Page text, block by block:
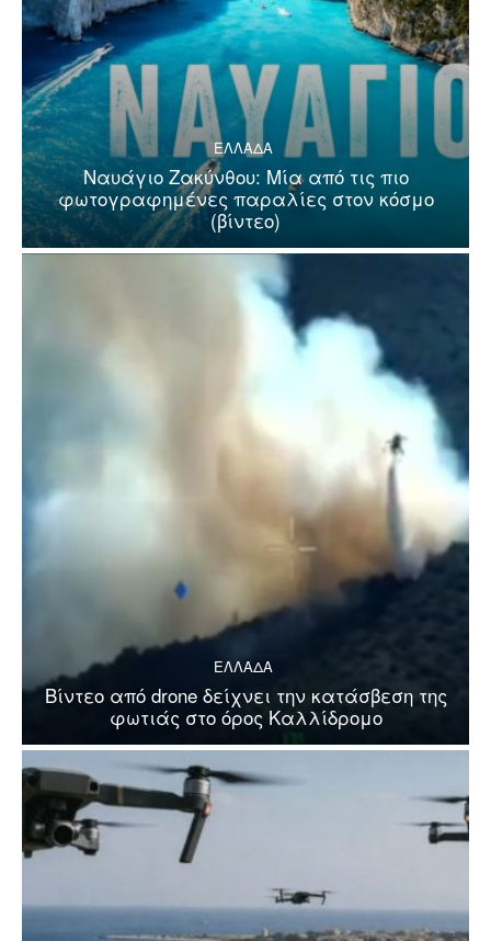
ΕΛΛΑΔΑ
Ναυάγιο Ζακύνθου: Μία από τις πιο
φωτογραφημένες παραλίες στον κόσμο
(βίντεο)
ΕΛΛΑΔΑ
Βίντεο από drone δείχνει την κατάσβεση της
φωτιάς στο όρος Καλλίδρομο